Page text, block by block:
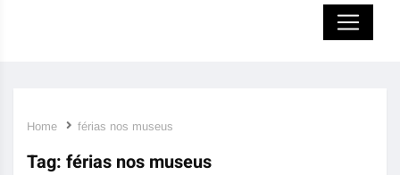
Home férias nos museus
Tag: férias nos museus